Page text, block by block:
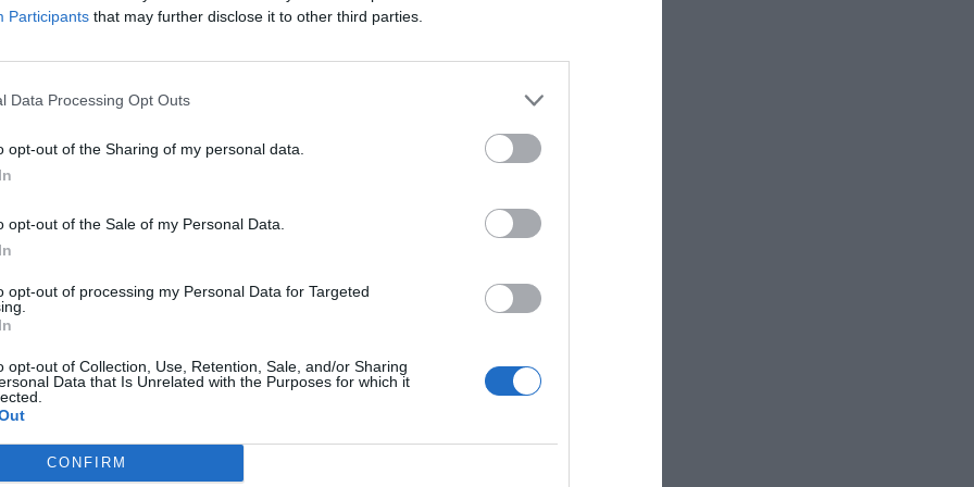
Participants that may further disclose it to other third parties.
Data Processing Opt Outs
opt-out of the Sharing of my personal data.
opt-out of the Sale of my Personal Data.
opt-out of processing my Personal Data for Targeted
opt-out of Collection, Use, Retention, Sale, and/or Sharing
Data that Is Unrelated with the Purposes for which it
CONFIRM
el 'Masterchef' catalán que
a cocinar a las empresas
de 2024
bajo presión: la sequía desafía al
del cava catalán